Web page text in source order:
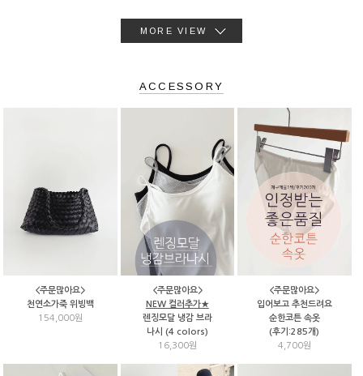
MORE VIEW
ACCESSORY
<주문많아요>
천연소가죽 위빙백
154,000원
<주문많아요>
NEW 컬러추가★
렌징모달 냉감 브라
나시 (4 colors)
16,300원
<주문많아요>
입어보고 추천드려요
순한코튼 속옷
(후기:285개)
4,700원